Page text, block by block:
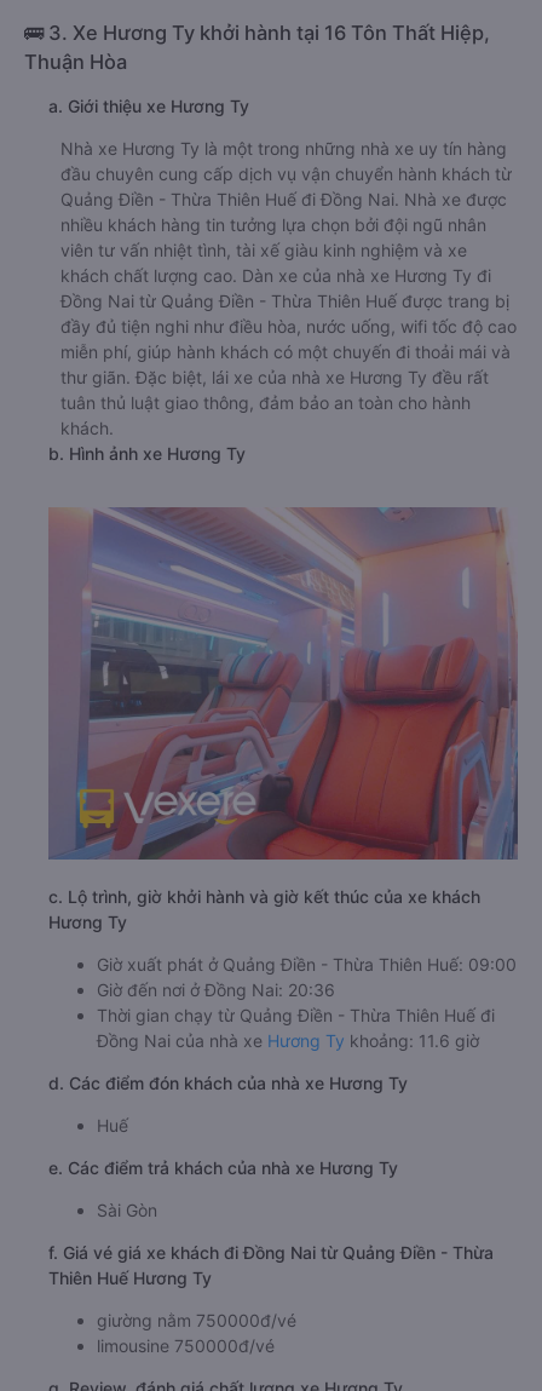
🚌 3. Xe Hương Ty khởi hành tại 16 Tôn Thất Hiệp,
Thuận Hòa
a. Giới thiệu xe Hương Ty
Nhà xe Hương Ty là một trong những nhà xe uy tín hàng
đầu chuyên cung cấp dịch vụ vận chuyển hành khách từ
Quảng Điền - Thừa Thiên Huế đi Đồng Nai. Nhà xe được
nhiều khách hàng tin tưởng lựa chọn bởi đội ngũ nhân
viên tư vấn nhiệt tình, tài xế giàu kinh nghiệm và xe
khách chất lượng cao. Dàn xe của nhà xe Hương Ty đi
Đồng Nai từ Quảng Điền - Thừa Thiên Huế được trang bị
đầy đủ tiện nghi như điều hòa, nước uống, wifi tốc độ cao
miễn phí, giúp hành khách có một chuyến đi thoải mái và
thư giãn. Đặc biệt, lái xe của nhà xe Hương Ty đều rất
tuân thủ luật giao thông, đảm bảo an toàn cho hành
khách.
b. Hình ảnh xe Hương Ty
c. Lộ trình, giờ khởi hành và giờ kết thúc của xe khách
Hương Ty
Giờ xuất phát ở Quảng Điền - Thừa Thiên Huế: 09:00
Giờ đến nơi ở Đồng Nai: 20:36
Thời gian chạy từ Quảng Điền - Thừa Thiên Huế đi
Đồng Nai của nhà xe Hương Ty khoảng: 11.6 giờ
d. Các điểm đón khách của nhà xe Hương Ty
Huế
e. Các điểm trả khách của nhà xe Hương Ty
Sài Gòn
f. Giá vé giá xe khách đi Đồng Nai từ Quảng Điền - Thừa
Thiên Huế Hương Ty
giường nằm 750000đ/vé
limousine 750000đ/vé